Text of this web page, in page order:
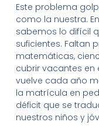
Este problema
como la nuestra.
sabemos lo difícil
suficientes. Faltan
matemáticas,
cubrir vacantes en
vuelve cada año
la matrícula en
déficit que se
nuestros niños y